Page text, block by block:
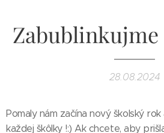
Zabublinkujme
28.08.2024
Pomaly nám začína nový školský
každej škôlky !:) Ak chcete, aby